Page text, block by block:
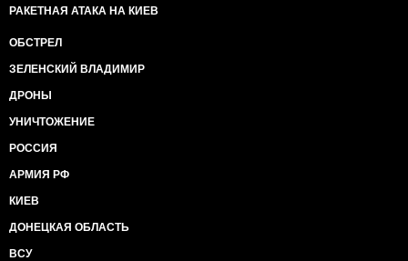
РАКЕТНАЯ АТАКА НА КИЕВ
ОБСТРЕЛ
ЗЕЛЕНСКИЙ ВЛАДИМИР
ДРОНЫ
УНИЧТОЖЕНИЕ
РОССИЯ
АРМИЯ РФ
КИЕВ
ДОНЕЦКАЯ ОБЛАСТЬ
ВСУ